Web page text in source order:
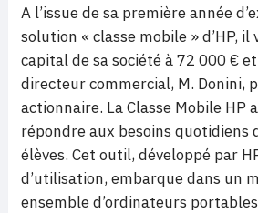
A l’issue de sa première année
solution « classe mobile » d’HP,
capital de sa société à 72 000 €
directeur commercial, M. Donini,
actionnaire. La Classe Mobile HP
répondre aux besoins quotidiens
élèves. Cet outil, développé par
d’utilisation, embarque dans un
ensemble d’ordinateurs